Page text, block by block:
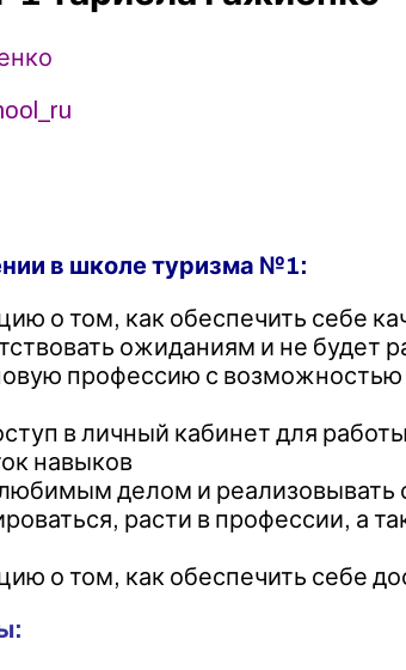
в школе туризма №1:
о том, как обеспечить себе
ожиданиям и не будет
профессию с возможностью
в личный кабинет для
навыков
делом и реализовывать
расти в профессии,
о том, как обеспечить себе